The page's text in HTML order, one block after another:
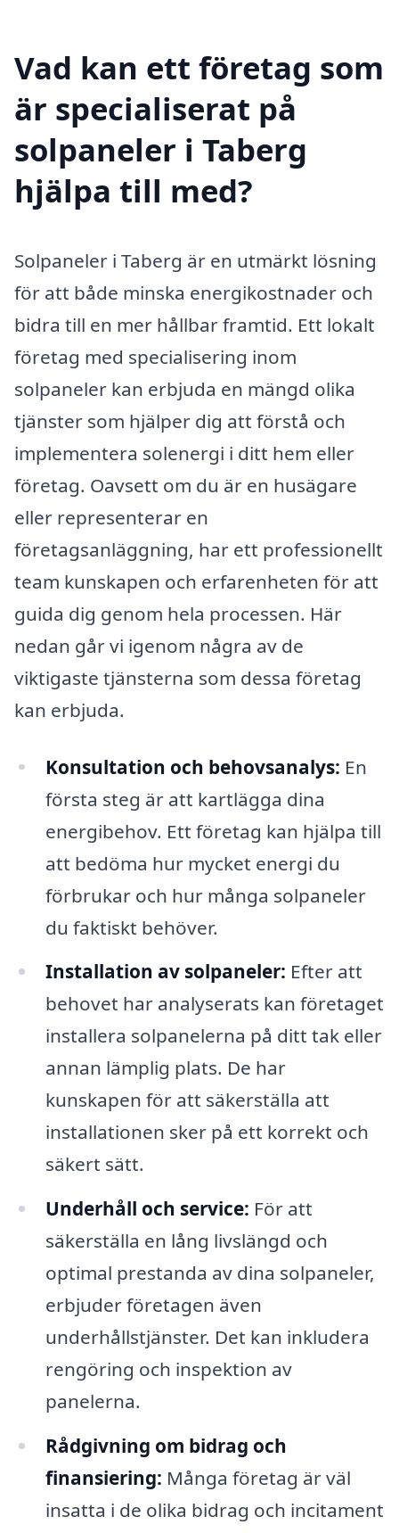
Vad kan ett företag som
är specialiserat på
solpaneler i Taberg
hjälpa till med?
Solpaneler i Taberg är en utmärkt lösning
för att både minska energikostnader och
bidra till en mer hållbar framtid. Ett lokalt
företag med specialisering inom
solpaneler kan erbjuda en mängd olika
tjänster som hjälper dig att förstå och
implementera solenergi i ditt hem eller
företag. Oavsett om du är en husägare
eller representerar en
företagsanläggning, har ett professionellt
team kunskapen och erfarenheten för att
guida dig genom hela processen. Här
nedan går vi igenom några av de
viktigaste tjänsterna som dessa företag
kan erbjuda.
Konsultation och behovsanalys: En
första steg är att kartlägga dina
energibehov. Ett företag kan hjälpa till
att bedöma hur mycket energi du
förbrukar och hur många solpaneler
du faktiskt behöver.
Installation av solpaneler: Efter att
behovet har analyserats kan företaget
installera solpanelerna på ditt tak eller
annan lämplig plats. De har
kunskapen för att säkerställa att
installationen sker på ett korrekt och
säkert sätt.
Underhåll och service: För att
säkerställa en lång livslängd och
optimal prestanda av dina solpaneler,
erbjuder företagen även
underhållstjänster. Det kan inkludera
rengöring och inspektion av
panelerna.
Rådgivning om bidrag och
finansiering: Många företag är väl
insatta i de olika bidrag och incitament